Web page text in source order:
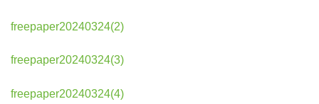
freepaper20240324(2)
freepaper20240324(3)
freepaper20240324(4)